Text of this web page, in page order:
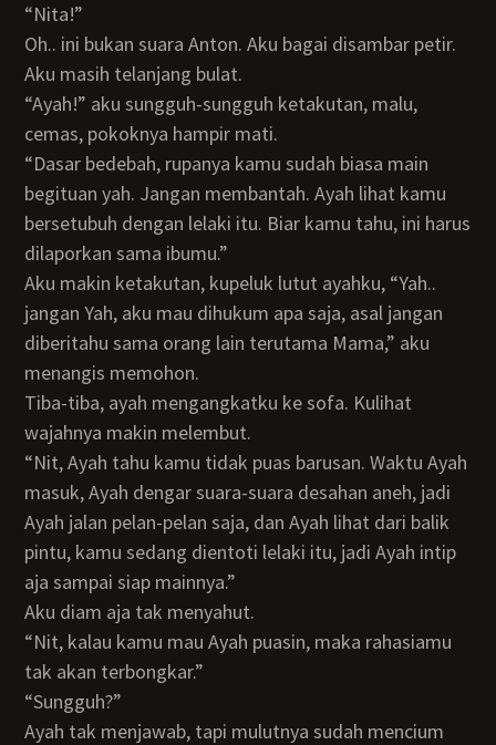
“Nita!”
Oh.. ini bukan suara Anton. Aku bagai disambar petir.
Aku masih telanjang bulat.
“Ayah!” aku sungguh-sungguh ketakutan, malu,
cemas, pokoknya hampir mati.
“Dasar bedebah, rupanya kamu sudah biasa main
begituan yah. Jangan membantah. Ayah lihat kamu
bersetubuh dengan lelaki itu. Biar kamu tahu, ini harus
dilaporkan sama ibumu.”
Aku makin ketakutan, kupeluk lutut ayahku, “Yah..
jangan Yah, aku mau dihukum apa saja, asal jangan
diberitahu sama orang lain terutama Mama,” aku
menangis memohon.
Tiba-tiba, ayah mengangkatku ke sofa. Kulihat
wajahnya makin melembut.
“Nit, Ayah tahu kamu tidak puas barusan. Waktu Ayah
masuk, Ayah dengar suara-suara desahan aneh, jadi
Ayah jalan pelan-pelan saja, dan Ayah lihat dari balik
pintu, kamu sedang dientoti lelaki itu, jadi Ayah intip
aja sampai siap mainnya.”
Aku diam aja tak menyahut.
“Nit, kalau kamu mau Ayah puasin, maka rahasiamu
tak akan terbongkar.”
“Sungguh?”
Ayah tak menjawab, tapi mulutnya sudah mencium